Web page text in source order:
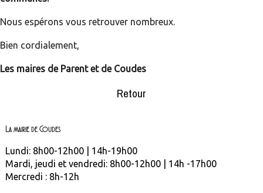
Nous espérons vous retrouver nombreux.
Bien cordialement,
Les maires de Parent et de Coudes
Retour
La mairie de Coudes
Lundi: 8h00-12h00 | 14h-19h00
Mardi, jeudi et vendredi: 8h00-12h00 | 14h -17h00
Mercredi : 8h-12h